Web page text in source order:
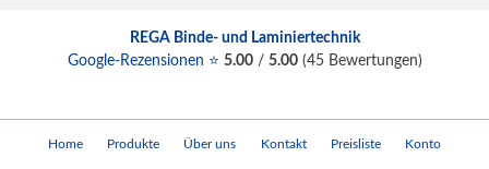
Home Produkte Über uns Kontakt Preisliste Konto
REGA Binde- und Laminiertechnik
Google-Rezensionen ⭐ 5.00/ 5.00(45Bewertungen)